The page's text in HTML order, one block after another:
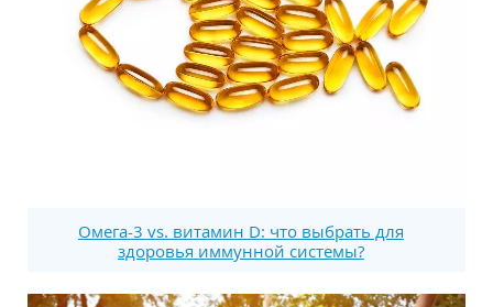
Омега-3 vs. витамин D: что выбрать для
здоровья иммунной системы?